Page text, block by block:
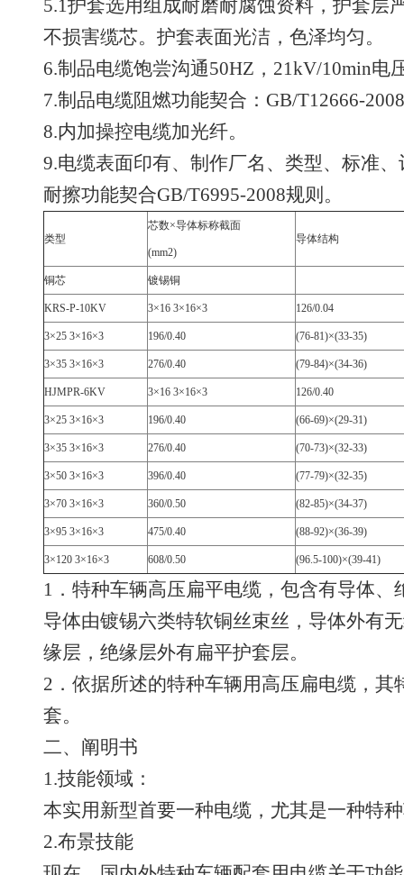
5.1护套选用组成耐磨耐腐蚀资料，护套层
不损害缆芯。护套表面光洁，色泽均匀。
6.制品电缆饱尝沟通50HZ，21kV/10min电
7.制品电缆阻燃功能契合：GB/T12666-
8.内加操控电缆加光纤。
9.电缆表面印有、制作厂名、类型、标准
耐擦功能契合GB/T6995-2008规则。
类型
芯数×导体标称截面
(mm2)
导体结构
铜芯 镀锡铜
KRS-P-10KV 3×16 3×16×3 126/0.04
3×25 3×16×3 196/0.40 (76-81)×(33-35)
3×35 3×16×3 276/0.40 (79-84)×(34-36)
HJMPR-6KV 3×16 3×16×3 126/0.40
3×25 3×16×3 196/0.40 (66-69)×(29-31)
3×35 3×16×3 276/0.40 (70-73)×(32-33)
3×50 3×16×3 396/0.40 (77-79)×(32-35)
3×70 3×16×3 360/0.50 (82-85)×(34-37)
3×95 3×16×3 475/0.40 (88-92)×(36-39)
3×120 3×16×3 608/0.50 (96.5-100)×(39-41)
1．特种车辆高压扁平电缆，包含有导体
导体由镀锡六类特软铜丝束丝，导体外有
缘层，绝缘层外有扁平护套层。
2．依据所述的特种车辆用高压扁电缆，
套。
二、阐明书
1.技能领域：
本实用新型首要一种电缆，尤其是一种特
2.布景技能